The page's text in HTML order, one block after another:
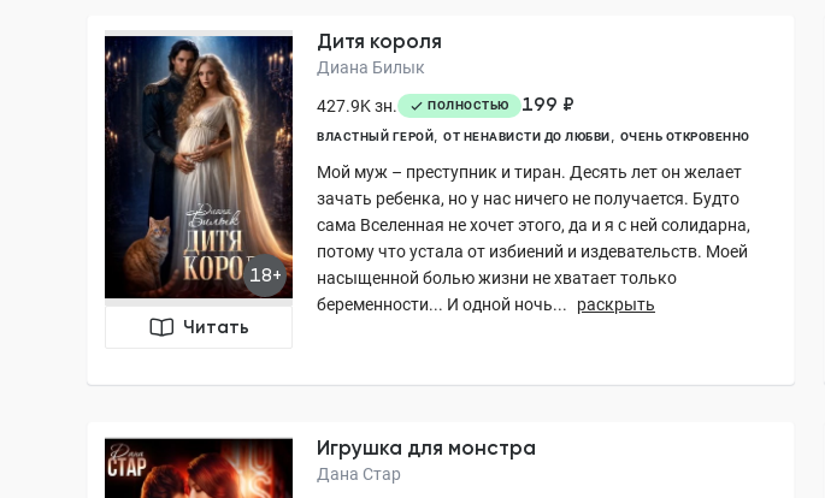
18+
Читать
Дитя короля
Диана Билык
427.9K зн.
ПОЛНОСТЬЮ 199 ₽
ВЛАСТНЫЙ ГЕРОЙ ОТ НЕНАВИСТИ ДО ЛЮБВИ ОЧЕНЬ ОТКРОВЕННО
Мой муж – преступник и тиран. Десять лет он желает
зачать ребенка, но у нас ничего не получается. Будто
сама Вселенная не хочет этого, да и я с ней солидарна,
потому что устала от избиений и издевательств. Моей
насыщенной болью жизни не хватает только
беременности... И одной ночь...
раскрыть
Игрушка для монстра
Дана Стар